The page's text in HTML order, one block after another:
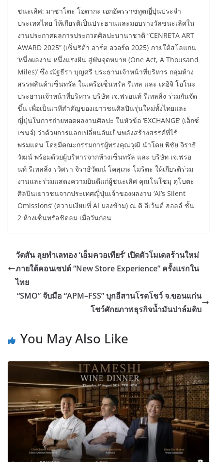
ชนะเลิศ: มาซาโตะ โอตากะ เอกอัครราชทูตญี่ปุ่นประจำ
ประเทศไทย ให้เกียรติเป็นประธานและมอบรางวัลชนะเลิศใน
งานประกาศผลการประกวดศิลปะนานาชาติ “CENRETA ART
AWARD 2025” (เซ็นริต้า อาร์ต อวอร์ด 2025) ภายใต้สโลแกน
‘หนึ่งผลงาน หนึ่งแรงฝัน สู่พันจุดหมาย (One Act, A Thousand
Miles)’ ซึ่ง ณัฐธีรา บุญศรี ประธานเจ้าหน้าที่บริหาร กลุ่มห้าง
สรรพสินค้าเซ็นทรัล ในเครือเซ็นทรัล รีเทล และ เคอิจิ โอโนะ
ประธานเจ้าหน้าที่บริหาร บริษัท เจ.ฟรอนท์ รีเทลลิ่ง ร่วมกันจัด
ขึ้น เพื่อเป็นเวทีสำคัญของเยาวชนศิลปินรุ่นใหม่ทั้งไทยและ
ญี่ปุ่นในการถ่ายทอดผลงานศิลปะ ในหัวข้อ ‘EXCHANGE’ (เอ็กซ์
เชนจ์) ว่าด้วยการแลกเปลี่ยนอันเป็นพลังสร้างสรรค์ที่ไร้
พรมแดน โดยมีคณะกรรมการผู้ทรงคุณวุฒิ นำโดย พิชัย จิราธิ
วัฒน์ พร้อมด้วยผู้บริหารจากห้างเซ็นทรัล และ บริษัท เจ.ฟรอ
นท์ รีเทลลิ่ง รวิศรา จิราธิวัฒน์ โคสุเกะ โมริตะ ให้เกียรติร่วม
งานและร่วมแสดงความยินดีแก่ผู้ชนะเลิศ คุณโนโซมุ คุโบตะ
ศิลปินเยาวชนจากประเทศญี่ปุ่นเจ้าของผลงาน ‘AI’s Silent
Omissions’ (ความเงียบที่ AI มองข้าม) ณ ดิ อีเว้นต์ ฮอลล์ ชั้น
2 ห้างเซ็นทรัลชิดลม เมื่อวันก่อน
วัตสัน ลุยทำเลทอง ‘เอ็มควอเทียร์’ เปิดตัวโมเดลร้านใหม่
ภายใต้คอนเซปต์ “New Store Experience” ครั้งแรกใน
ไทย
“SMO” จับมือ “APM–FSS” บุกอีสานโรดโชว์ จ.ขอนแก่น
โชว์ศักยภาพธุรกิจน้ำมันปาล์มดิบ
You May Also Like